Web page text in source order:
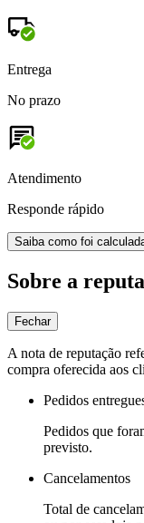
Entrega
No prazo
Atendimento
Responde rápido
Saiba como foi
Sobre a
Fechar
A nota de reputação
compra oferecida aos
Pedidos
Pedidos que
previsto.
Cancelamentos
Total de